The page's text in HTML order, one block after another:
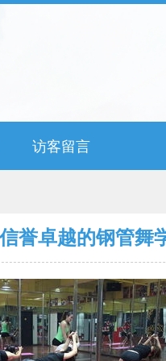
访客留言
誉卓越的钢管舞